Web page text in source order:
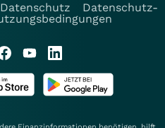
Datenschutz
Datenschutz-